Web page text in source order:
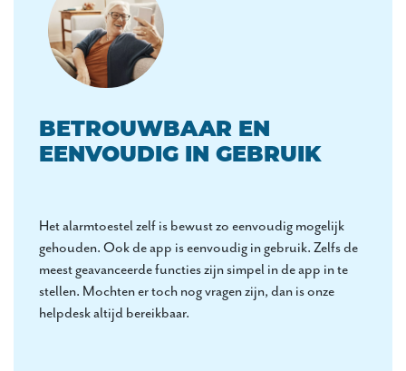
BETROUWBAAR EN
EENVOUDIG IN GEBRUIK
Het alarmtoestel zelf is bewust zo eenvoudig mogelijk
gehouden. Ook de app is eenvoudig in gebruik. Zelfs de
meest geavanceerde functies zijn simpel in de app in te
stellen. Mochten er toch nog vragen zijn, dan is onze
helpdesk altijd bereikbaar.